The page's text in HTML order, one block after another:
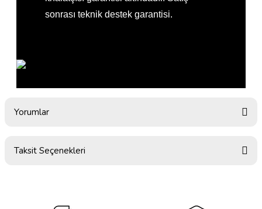
sonrası teknik destek garantisi.
Yorumlar
Taksit Seçenekleri